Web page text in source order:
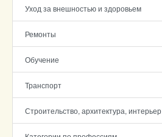
Уход за внешностью и здоровьем
Ремонты
Обучение
Транспорт
Строительство, архитектура, интерьер